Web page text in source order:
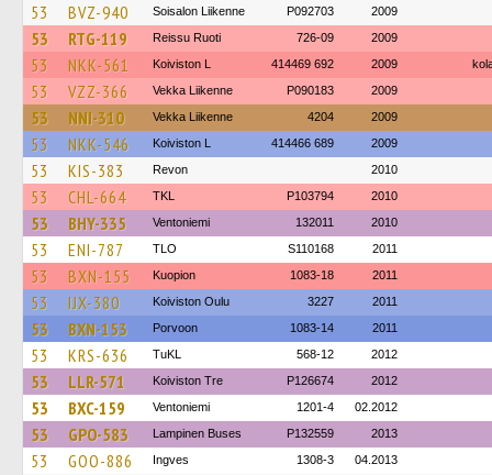
53 BVZ-940 Soisalon Liikenne P092703 2009
53 RTG-119 Reissu Ruoti 726-09 2009
53 NKK-561 Koiviston L 414469 692 2009
53 VZZ-366 Vekka Liikenne P090183 2009
53 NNI-310 Vekka Liikenne 4204 2009
53 NKK-546 Koiviston L 414466 689 2009
53 KIS-383 Revon 2010
53 CHL-664 TKL P103794 2010
53 BHY-335 Ventoniemi 132011 2010
53 ENI-787 TLO S110168 2011
53 BXN-155 Kuopion 1083-18 2011
53 IJX-380 Koiviston Oulu 3227 2011
53 BXN-153 Porvoon 1083-14 2011
53 KRS-636 TuKL 568-12 2012
53 LLR-571 Koiviston Tre P126674 2012
53 BXC-159 Ventoniemi 1201-4 02.2012
53 GPO-583 Lampinen Buses P132559 2013
53 GOO-886 Ingves 1308-3 04.2013